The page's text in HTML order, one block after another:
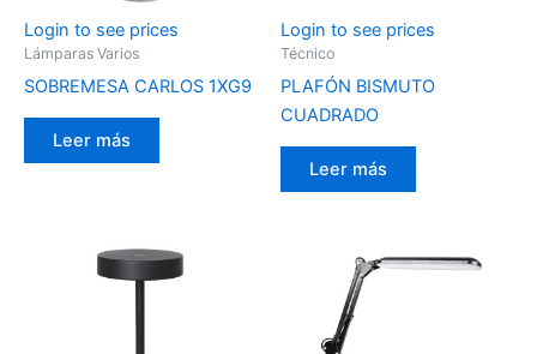
Login to see prices
Lámparas Varios
SOBREMESA CARLOS 1XG9
Leer más
Login to see prices
Técnico
PLAFÓN BISMUTO
CUADRADO
Leer más